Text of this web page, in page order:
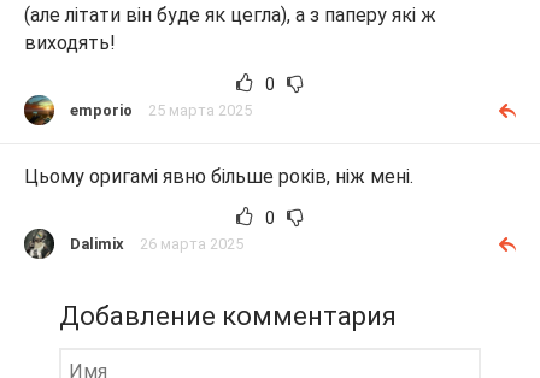
(але літати він буде як цегла), а з паперу які ж
виходять!
0
emporio 25 марта 2025
Цьому оригамі явно більше років, ніж мені.
0
Dalimix 26 марта 2025
Добавление комментария